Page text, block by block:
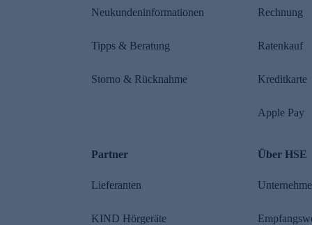
Neukundeninformationen
Tipps & Beratung
Storno & Rücknahme
Rechnung
Ratenkauf
Kreditkarte
Apple Pay
Partner
Lieferanten
KIND Hörgeräte
Über HSE